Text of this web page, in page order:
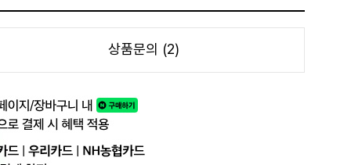
상품문의 (2)